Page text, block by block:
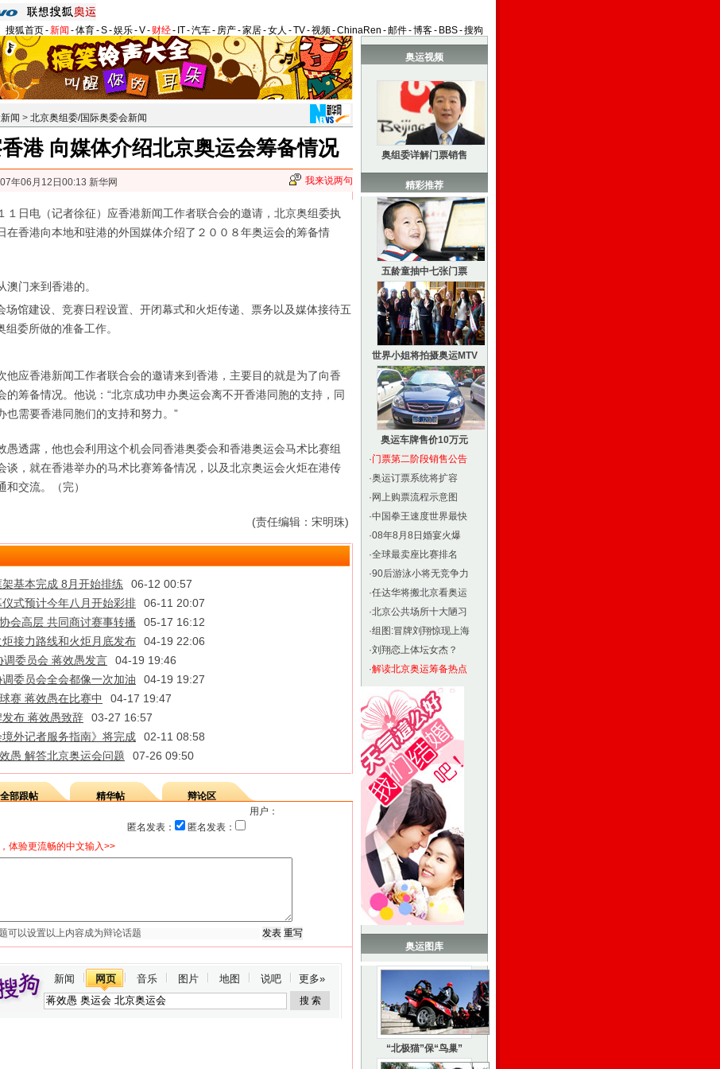
搜狐首页-新闻 -体育-S-娱乐-V- 财经- IT-汽车- 房产-家居-女人 -TV-视频-ChinaRen -邮件-博客- BBS-搜狗
闻 > 北京奥组委/国际奥委会新闻
港 向媒体介绍北京奥运会筹备情况
年06月12日00:13 新华网 我来说两句
日电（记者徐征）应香港新闻工作者联合会的邀请，北京奥组委执
在香港向本地和驻港的外国媒体介绍了２００８年奥运会的筹备情
门来到香港的。
场馆建设、竞赛日程设置、开闭幕式和火炬传递、票务以及媒体接待五
委所做的准备工作。
应香港新闻工作者联合会的邀请来到香港，主要目的就是为了向香
的筹备情况。他说：“北京成功申办奥运会离不开香港同胞的支持，同
也需要香港同胞们的支持和努力。”
透露，他也会利用这个机会同香港奥委会和香港奥运会马术比赛组
谈，就在香港举办的马术比赛筹备情况，以及北京奥运会火炬在港传
交流。（完）
(责任编辑：宋明珠)
基本完成 8月开始排练
06-12 00:57
式预计今年八月开始彩排
06-11 20:07
会高层 共同商讨赛事转播
05-17 16:12
接力路线和火炬月底发布
04-19 22:06
调委员会 蒋效愚发言
04-19 19:46
委员会全会都像一次加油
04-19 19:27
赛 蒋效愚在比赛中
04-17 19:47
布 蒋效愚致辞
03-27 16:57
外记者服务指南》将完成
02-11 08:58
愚 解答北京奥运会问题 07-26 09:50
全部跟帖 精华帖
辩论区
用户：
匿名发表：
匿名发表：
体验更流畅的中文输入>>
新闻 网页 音乐 图片 地图 说吧 更多»
奥运视频
奥组委详解门票销售
精彩推荐
五龄童抽中七张门票
世界小姐将拍摄奥运MTV
奥运车牌售价10万元
·门票第二阶段销售公告
·奥运订票系统将扩容
· 网上购票流程示意图
·中国拳王速度世界最快
·08年8月8日婚宴火爆
·全球最卖座比赛排名
·90后游泳小将无竞争力
·任达华将搬北京看奥运
·北京公共场所十大陋习
·组图:冒牌刘翔惊现上海
·刘翔恋上体坛女杰？
·解读北京奥运筹备热点
奥运图库
“北极猫”保“鸟巢”